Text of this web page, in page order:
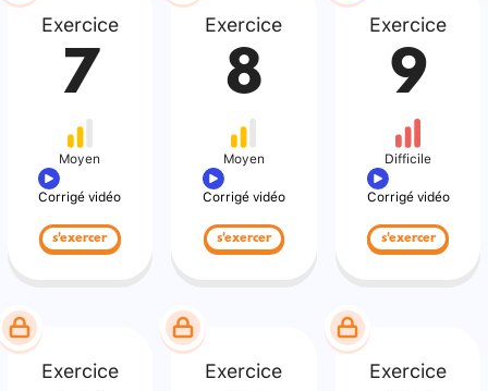
Exercice
7
Moyen
Corrigé vidéo
s'exercer
Exercice
8
Moyen
Corrigé vidéo
s'exercer
Exercice
9
Difficile
Corrigé vidéo
s'exercer
Exercice Exercice Exercice